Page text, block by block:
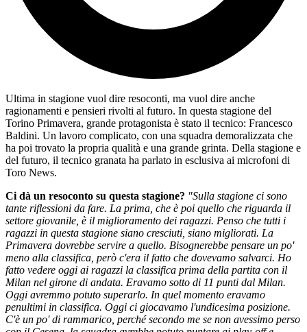
Ultima in stagione vuol dire resoconti, ma vuol dire anche
ragionamenti e pensieri rivolti al futuro. In questa stagione del
Torino Primavera, grande protagonista è stato il tecnico: Francesco
Baldini. Un lavoro complicato, con una squadra demoralizzata che
ha poi trovato la propria qualità e una grande grinta. Della stagione e
del futuro, il tecnico granata ha parlato in esclusiva ai microfoni di
Toro News.
Ci dà un resoconto su questa stagione? "Sulla stagione ci sono
tante riflessioni da fare. La prima, che è poi quello che riguarda il
settore giovanile, è il miglioramento dei ragazzi. Penso che tutti i
ragazzi in questa stagione siano cresciuti, siano migliorati. La
Primavera dovrebbe servire a quello. Bisognerebbe pensare un po'
meno alla classifica, però c'era il fatto che dovevamo salvarci. Ho
fatto vedere oggi ai ragazzi la classifica prima della partita con il
Milan nel girone di andata. Eravamo sotto di 11 punti dal Milan.
Oggi avremmo potuto superarlo. In quel momento eravamo
penultimi in classifica. Oggi ci giocavamo l'undicesima posizione.
C'è un po' di rammarico, perché secondo me se non avessimo perso